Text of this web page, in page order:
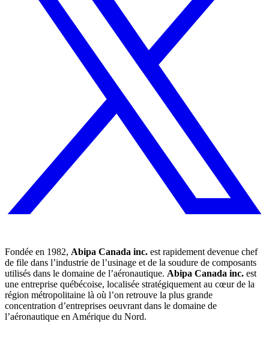
Fondée en 1982, Abipa Canada inc. est rapidement devenue chef
de file dans l’industrie de l’usinage et de la soudure de composants
utilisés dans le domaine de l’aéronautique. Abipa Canada inc. est
une entreprise québécoise, localisée stratégiquement au cœur de la
région métropolitaine là où l’on retrouve la plus grande
concentration d’entreprises oeuvrant dans le domaine de
l’aéronautique en Amérique du Nord.